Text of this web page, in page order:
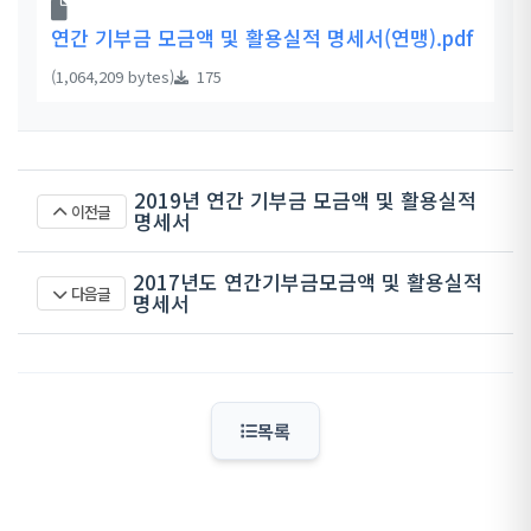
연간 기부금 모금액 및 활용실적 명세서(연맹).pdf
(1,064,209 bytes) 175
이전글 2019년 연간 기부금 모금액 및 활용실적
명세서
다음글 2017년도 연간기부금모금액 및 활용실적
명세서
목록